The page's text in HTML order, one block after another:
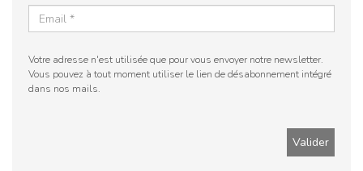
Votre adresse n'est utilisée que pour vous envoyer notre newsletter.
Vous pouvez à tout moment utiliser le lien de désabonnement intégré
dans nos mails.